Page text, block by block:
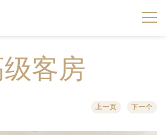
客房
下一个
上一页